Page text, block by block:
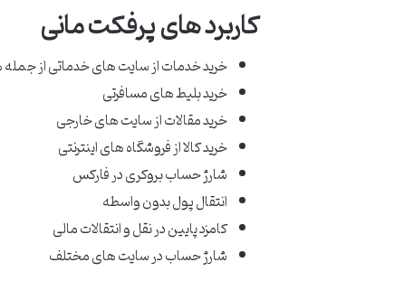
کاربرد های پرفکت مانی
خرید خدمات از سایت های خدماتی از
خرید بلیط های مسافرتی
خرید مقالات از سایت های خارجی
خرید کالا از فروشگاه های اینترنتی
شارژ حساب بروکری در فارکس
انتقال پول بدون واسطه
کامزد پایین در نقل و انتقالات مالی
شارژ حساب در سایت های مختلف